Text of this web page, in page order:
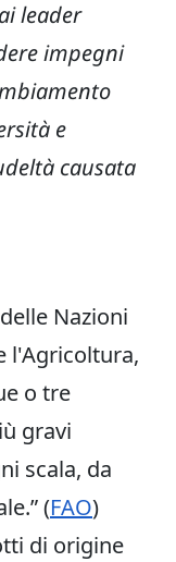
leader
impegni
e
causata
Nazioni
l'Agricoltura,
o tre
gravi
scala, da
(FAO)
di origine